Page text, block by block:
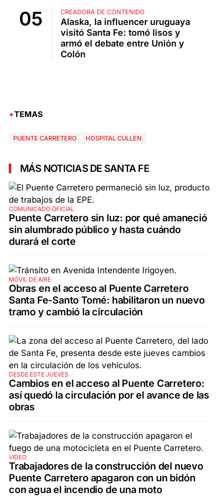
CREADORA DE CONTENIDO
Alaska, la influencer uruguaya
visitó Santa Fe: tomó lisos y
armó el debate entre Unión y
Colón
TEMAS
PUENTE CARRETERO HOSPITAL CULLEN
MÁS NOTICIAS DE SANTA FE
COMUNICADO OFICIAL
Puente Carretero sin luz: por qué amaneció
sin alumbrado público y hasta cuándo
durará el corte
MÓVIL DE AIRE
Obras en el acceso al Puente Carretero
Santa Fe-Santo Tomé: habilitaron un nuevo
tramo y cambió la circulación
DESDE ESTE JUEVES
Cambios en el acceso al Puente Carretero:
así quedó la circulación por el avance de las
obras
VIDEO
Trabajadores de la construcción del nuevo
Puente Carretero apagaron con un bidón
con agua el incendio de una moto